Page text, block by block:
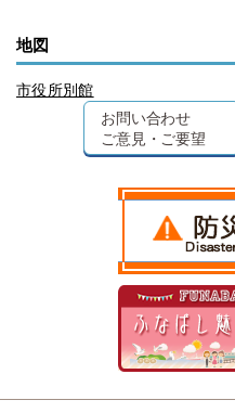
地図
市役所別館
お問い合わせ
ご意見・ご要望